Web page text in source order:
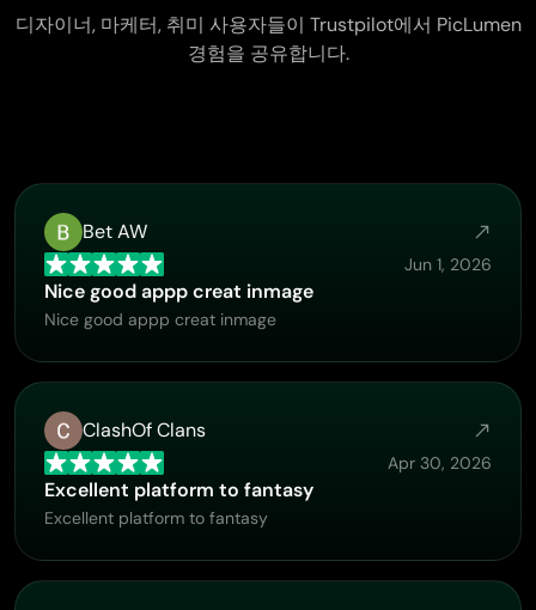
디자이너, 마케터, 취미 사용자들이 Trustpilot에서 PicLumen
경험을 공유합니다.
Bet AW
Jun 1, 2026
Nice good appp creat inmage
Nice good appp creat inmage
ClashOf Clans
Apr 30, 2026
Excellent platform to fantasy
Excellent platform to fantasy